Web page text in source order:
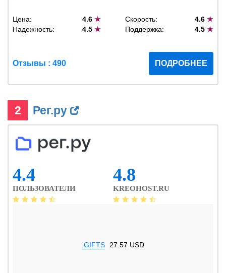
Цена: 4.6★ Скорость: 4.6 ★
Надежность:
4.5★ Поддержка: 4.5 ★
Отзывы : 490 ПОДРОБНЕЕ
2 Рег.ру
4.4
ПОЛЬЗОВАТЕЛИ
4.8
KREOHOST.RU
.GIFTS 27.57 USD